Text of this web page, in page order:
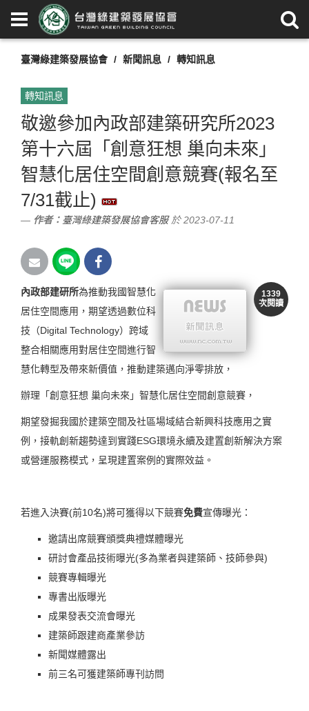
臺灣綠建築發展協會 新聞訊息 轉知訊息
轉知訊息
敬邀參加內政部建築研究所2023
第十六屆「創意狂想 巢向未來」
智慧化居住空間創意競賽(報名至
7/31截止)
作者： 臺灣綠建築發展協會客服於 2023-07-11
1339
次閱讀
內政部建研所為推動我國智慧化
居住空間應用，期望透過數位科
技（Digital Technology）跨域
整合相關應用對居住空間進行智
慧化轉型及帶來新價值，推動建築邁向淨零排放，
辦理「創意狂想 巢向未來」智慧化居住空間創意競賽，
期望發掘我國於建築空間及社區場域結合新興科技應用之實
例，接軌創新趨勢達到實踐ESG環境永續及建置創新解決方案
或營運服務模式，呈現建置案例的實際效益。
若進入決賽(前10名)將可獲得以下競賽免費宣傳曝光：
邀請出席競賽頒獎典禮媒體曝光
研討會產品技術曝光(多為業者與建築師、技師參與)
競賽專輯曝光
專書出版曝光
成果發表交流會曝光
建築師跟建商產業參訪
新聞媒體露出
前三名可獲建築師專刊訪問